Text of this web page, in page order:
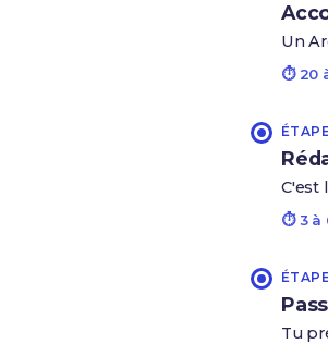
Un
⏱ 20
C'est
⏱ 3 à
Tu